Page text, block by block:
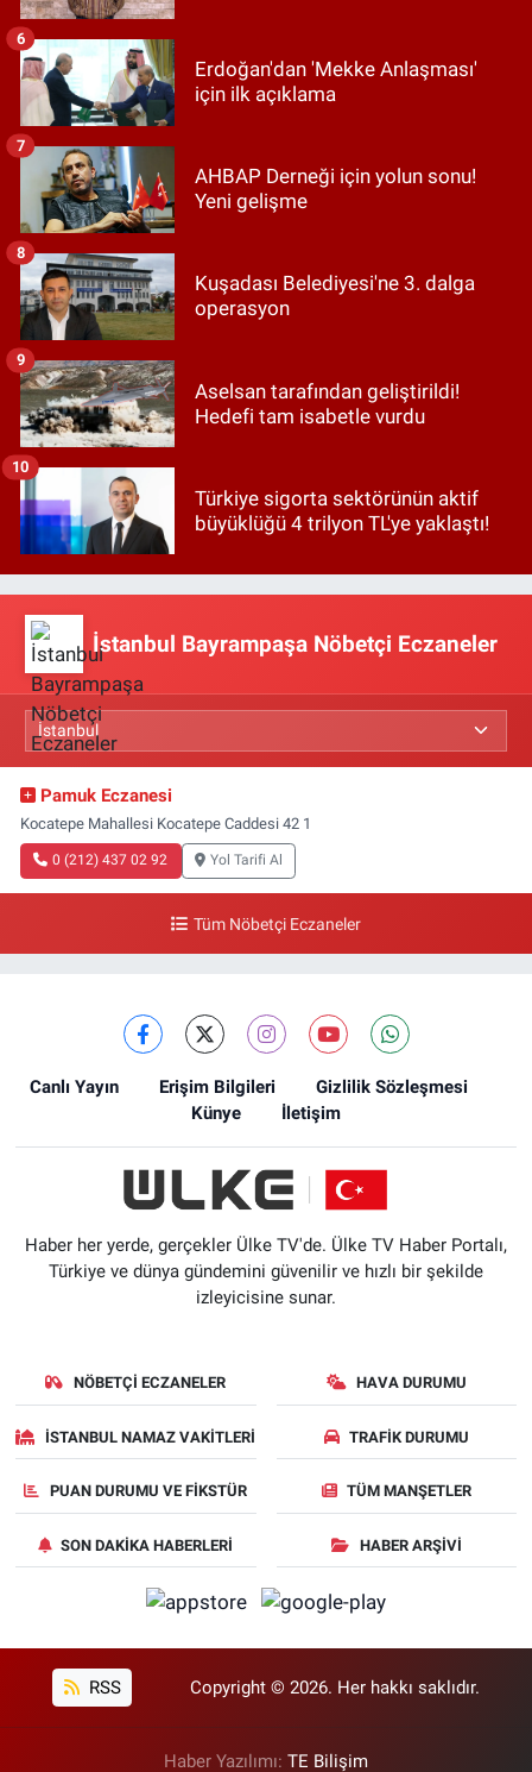
Erdoğan'dan 'Mekke Anlaşması'
için ilk açıklama
6
AHBAP Derneği için yolun sonu!
Yeni gelişme
7
Kuşadası Belediyesi'ne 3. dalga
operasyon
8
Aselsan tarafından geliştirildi!
Hedefi tam isabetle vurdu
9
Türkiye sigorta sektörünün aktif
büyüklüğü 4 trilyon TL'ye yaklaştı!
10
İstanbul Bayrampaşa Nöbetçi Eczaneler
Pamuk Eczanesi
Kocatepe Mahallesi Kocatepe Caddesi 42 1
0 (212) 437 02 92 Yol Tarifi Al
Tüm Nöbetçi Eczaneler
Canlı Yayın Erişim Bilgileri
Gizlilik Sözleşmesi
Künye
İletişim
Haber her yerde, gerçekler Ülke TV'de. Ülke TV Haber Portalı,
Türkiye ve dünya gündemini güvenilir ve hızlı bir şekilde
izleyicisine sunar.
NÖBETÇI ECZANELER HAVA DURUMU
İSTANBUL NAMAZ VAKITLERI TRAFIK DURUMU
PUAN DURUMU VE FIKSTÜR TÜM MANŞETLER
SON DAKIKA HABERLERI HABER ARŞIVI
RSS Copyright © 2026. Her hakkı saklıdır.
Haber Yazılımı: TE Bilişim